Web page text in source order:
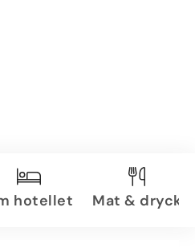
hotellet Mat & dryck